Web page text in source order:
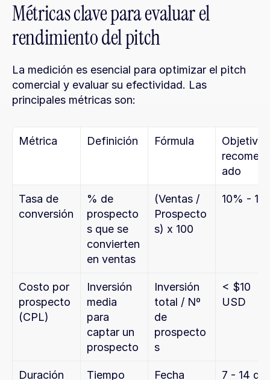
Métricas clave para evaluar el
rendimiento del pitch
La medición es esencial para optimizar el pitch
comercial y evaluar su efectividad. Las
principales métricas son:
Métrica Definición Fórmula
Objetivo
ado
Tasa de
conversión
% de
prospecto
s que se
convierten
en ventas
(Ventas /
Prospecto
s) x 100
10% -
Costo por
prospecto
(CPL)
Inversión
media
para
captar un
prospecto
Inversión
total / Nº
de
prospecto
s
< $10
USD
Duración Tiempo Fecha 7 - 14